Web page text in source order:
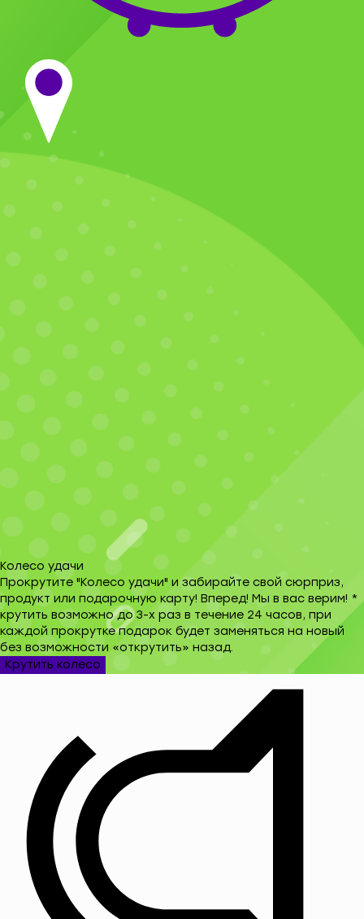
Колесо удачи
Прокрутите "Колесо удачи" и забирайте свой сюрприз,
продукт или подарочную карту! Вперед! Мы в вас верим! *
крутить возможно до 3-х раз в течение 24 часов, при
каждой прокрутке подарок будет заменяться на новый
без возможности «открутить» назад.
Крутить колесо